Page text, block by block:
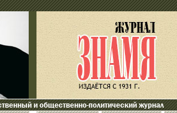
и общественно-политический журнал